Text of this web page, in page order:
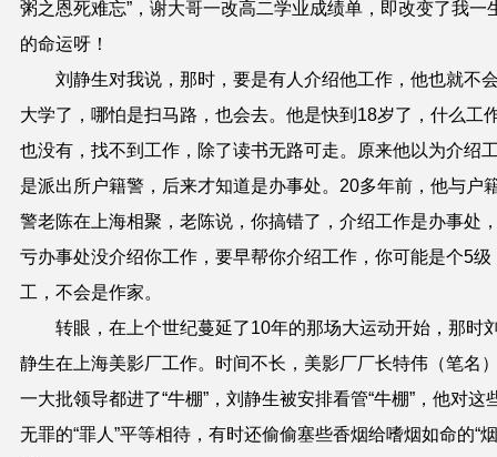
粥之恩死难忘”，谢大哥一改高二学业成绩单，即改变了我一
的命运呀！
刘静生对我说，那时，要是有人 介绍他工作， 他也就不
大学了， 哪怕是扫马路， 也会去。他是快到 18岁了，什么工
也没有， 找不到 工作，除了读书无路可走。
原来他以为介绍
是派出所户籍警 ， 后来才知道是办事处。20多年前，他与户
警老陈在 上海相聚， 老陈说 ， 你搞错了，介绍工作是办事处
亏办事处没介绍你工作， 要早帮你介绍工作， 你可能是个5级
工， 不会是作家。
转眼，在上个世纪蔓延了10年的那场大运动开始，那时
静生在上海美影厂工作。时间不长，美影厂厂长特伟（笔名
一大批领导都进了“牛棚”，刘静生被安排看管“牛棚”，他对这
无罪的“罪人”平等相待，有时还偷偷塞些香烟给嗜烟如命的“烟